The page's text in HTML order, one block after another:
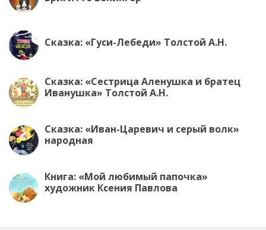
Сказка: «Гуси-Лебеди» Толстой А.Н.
Сказка: «Сестрица Аленушка и братец
Иванушка» Толстой А.Н.
Сказка: «Иван-Царевич и серый волк»
народная
Книга: «Мой любимый папочка»
художник Ксения Павлова